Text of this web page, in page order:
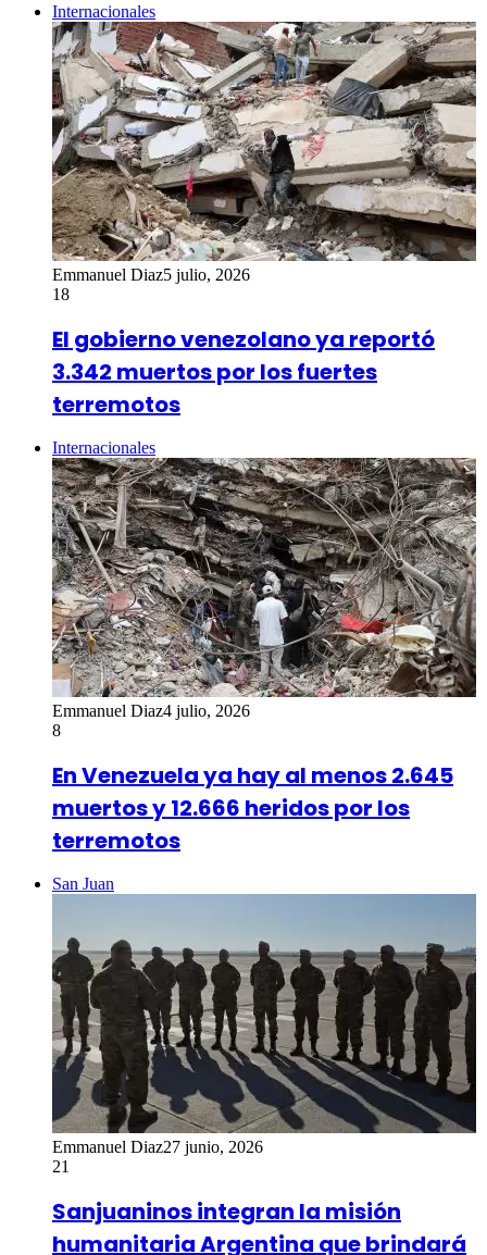
Internacionales
Emmanuel Diaz5 julio, 2026
18
El gobierno venezolano ya reportó
3.342 muertos por los fuertes
terremotos
Internacionales
Emmanuel Diaz4 julio, 2026
8
En Venezuela ya hay al menos 2.645
muertos y 12.666 heridos por los
terremotos
San Juan
Emmanuel Diaz27 junio, 2026
21
Sanjuaninos integran la misión
humanitaria Argentina que brindará